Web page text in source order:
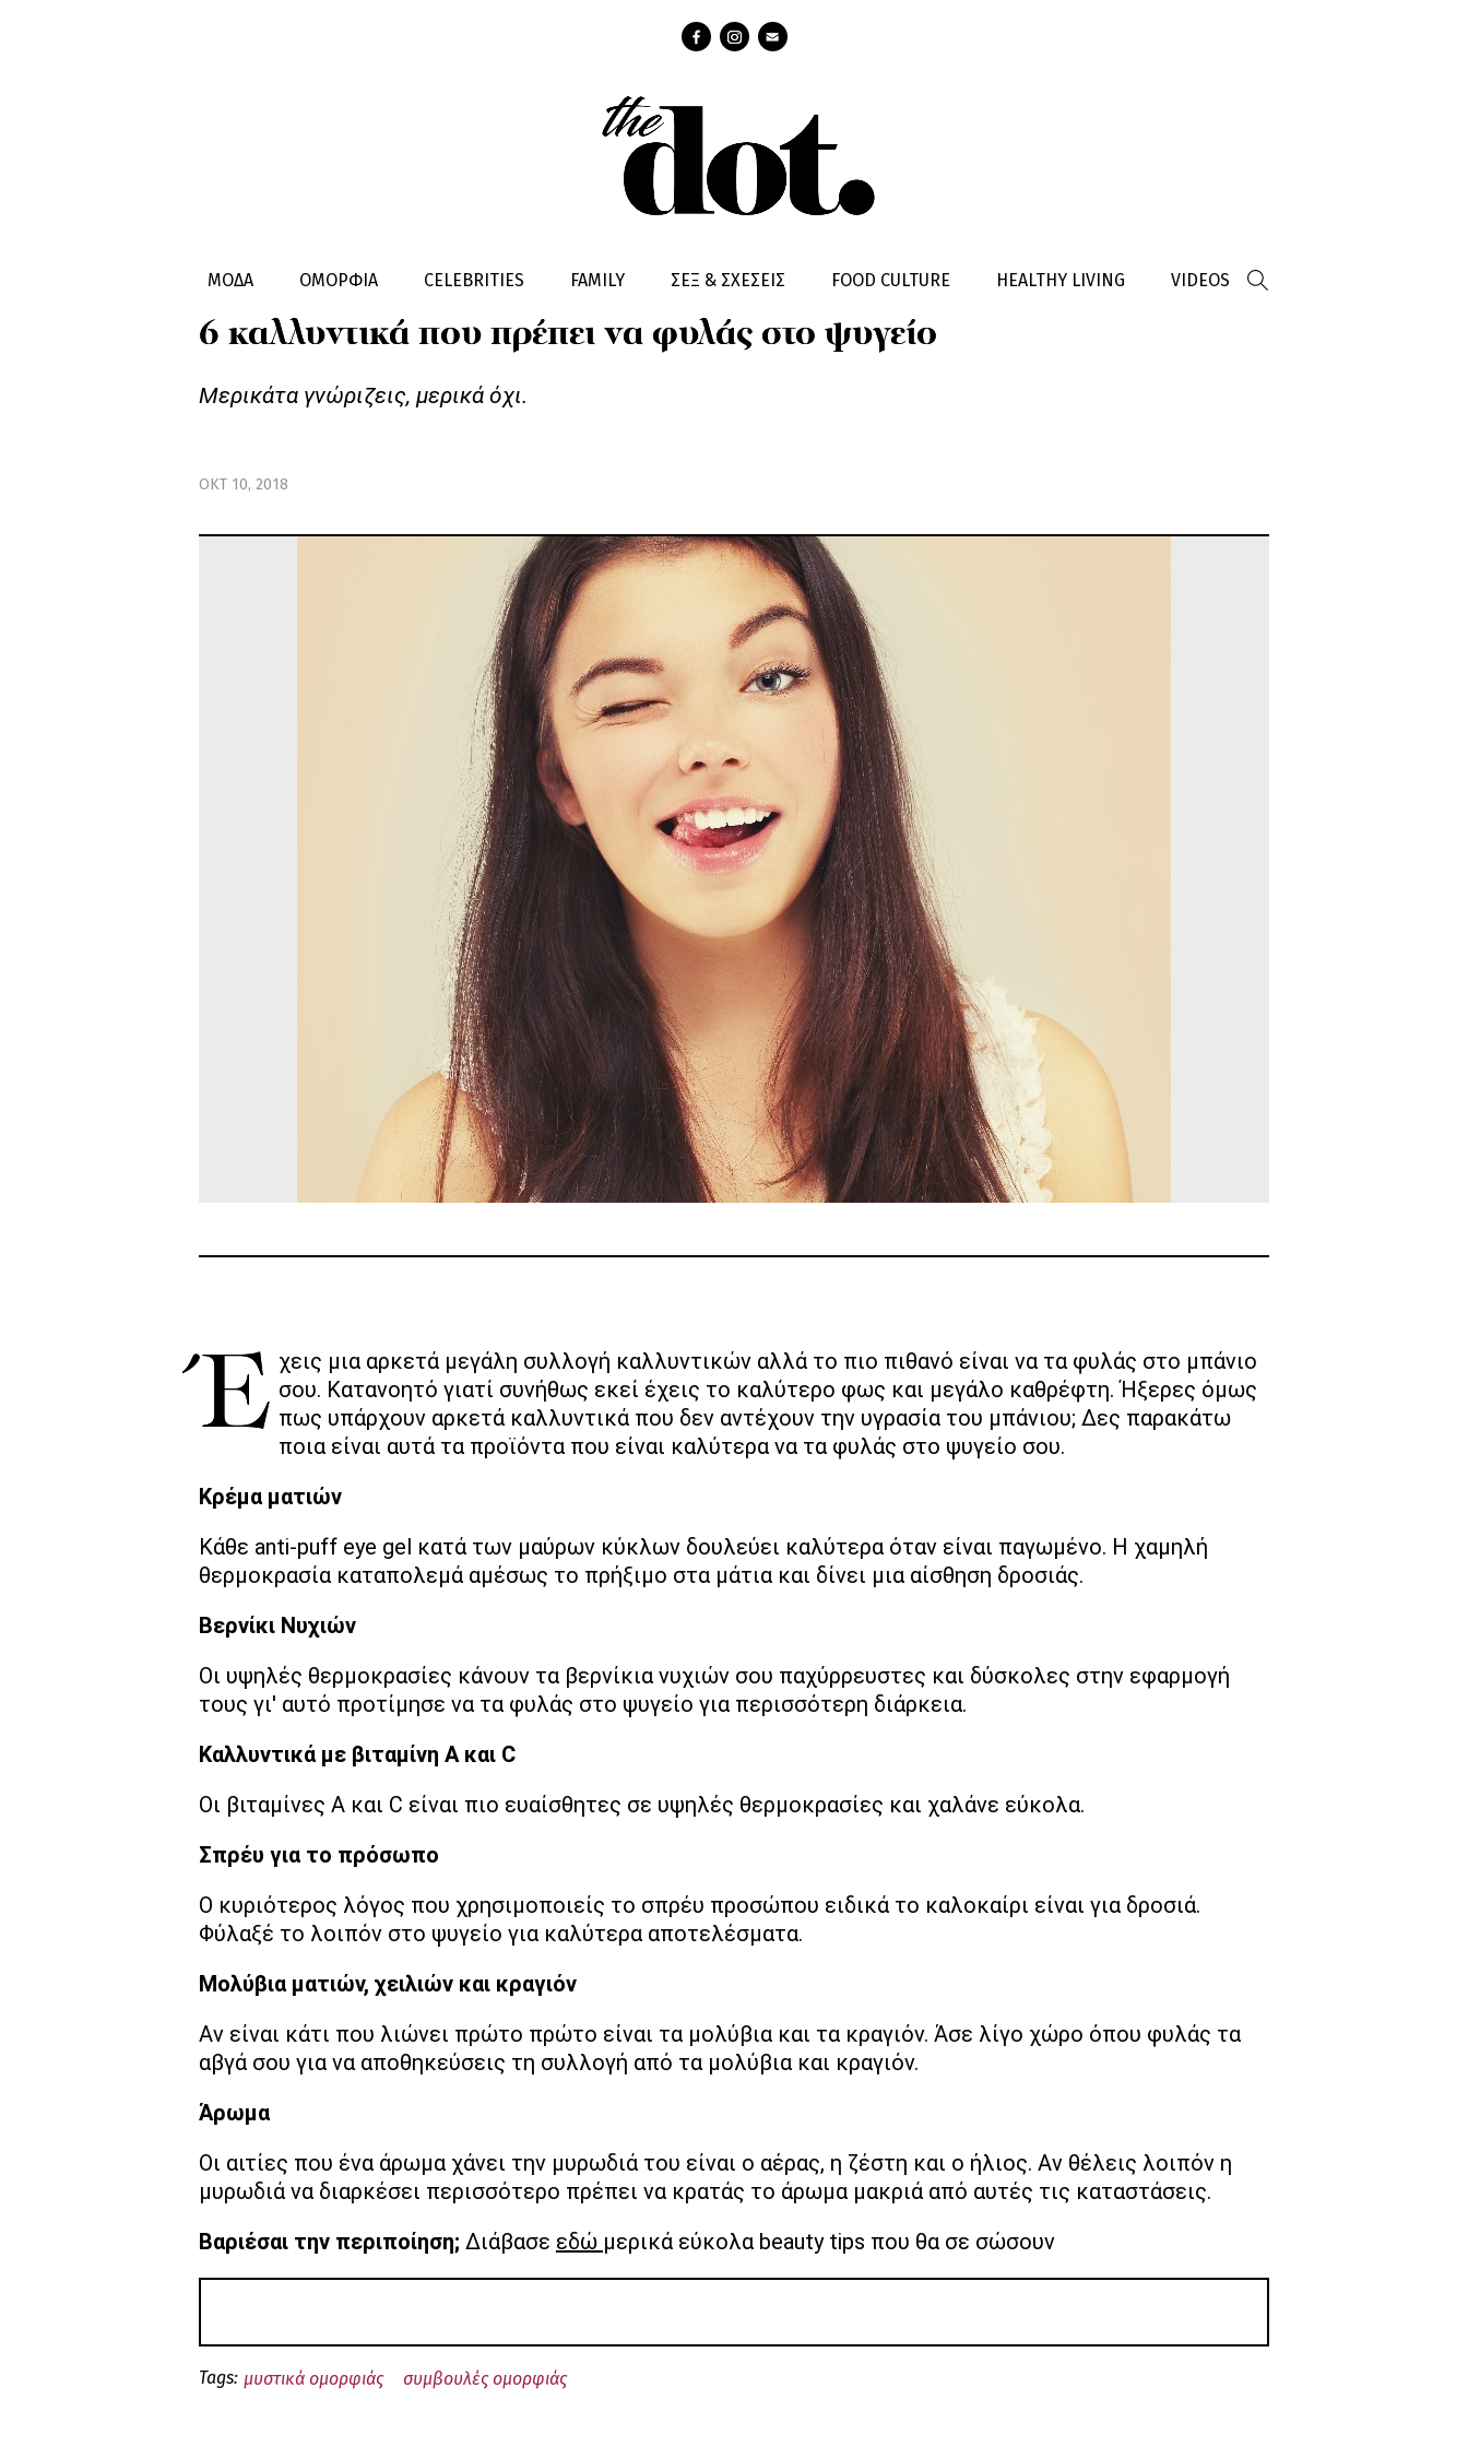
ΜΟΔΑ ΟΜΟΡΦΙΑ CELEBRITIES FAMILY ΣΕΞ & ΣΧΕΣΕΙΣ FOOD CULTURE HEALTHY LIVING VIDEOS
ΟΜΟΡΦΙA ΜΥΣΤΙΚA ΟΜΟΡΦΙAΣ
6 καλλυντικά που πρέπει να φυλάς στο ψυγείο
Μερικάτα γνώριζεις, μερικά όχι.
ΟΚΤ 10, 2018
Έχεις μια αρκετά μεγάλη συλλογή καλλυντικών αλλά το πιο πιθανό είναι να τα φυλάς στο μπάνιο σου. Κατανοητό γιατί συνήθως εκεί έχεις το καλύτερο φως και μεγάλο καθρέφτη. Ήξερες όμως
πως υπάρχουν αρκετά καλλυντικά που δεν αντέχουν την υγρασία του μπάνιου; Δες παρακάτω
ποια είναι αυτά τα προϊόντα που είναι καλύτερα να τα φυλάς στο ψυγείο σου.
Κρέμα ματιών
Κάθε anti-puff eye gel κατά των μαύρων κύκλων δουλεύει καλύτερα όταν είναι παγωμένο. Η χαμηλή
θερμοκρασία καταπολεμά αμέσως το πρήξιμο στα μάτια και δίνει μια αίσθηση δροσιάς.
Βερνίκι Νυχιών
Οι υψηλές θερμοκρασίες κάνουν τα βερνίκια νυχιών σου παχύρρευστες και δύσκολες στην εφαρμογή
τους γι' αυτό προτίμησε να τα φυλάς στο ψυγείο για περισσότερη διάρκεια.
Καλλυντικά με βιταμίνη Α και C
Οι βιταμίνες Α και C είναι πιο ευαίσθητες σε υψηλές θερμοκρασίες και χαλάνε εύκολα.
Σπρέυ για το πρόσωπο
Ο κυριότερος λόγος που χρησιμοποιείς το σπρέυ προσώπου ειδικά το καλοκαίρι είναι για δροσιά.
Φύλαξέ το λοιπόν στο ψυγείο για καλύτερα αποτελέσματα.
Μολύβια ματιών, χειλιών και κραγιόν
Αν είναι κάτι που λιώνει πρώτο πρώτο είναι τα μολύβια και τα κραγιόν. Άσε λίγο χώρο όπου φυλάς τα
αβγά σου για να αποθηκεύσεις τη συλλογή από τα μολύβια και κραγιόν.
Άρωμα
Οι αιτίες που ένα άρωμα χάνει την μυρωδιά του είναι ο αέρας, η ζέστη και ο ήλιος. Αν θέλεις λοιπόν η
μυρωδιά να διαρκέσει περισσότερο πρέπει να κρατάς το άρωμα μακριά από αυτές τις καταστάσεις.
Βαριέσαι την περιποίηση; Διάβασε εδώ μερικά εύκολα beauty tips που θα σε σώσουν
Tags: μυστικά ομορφιάς συμβουλές ομορφιάς